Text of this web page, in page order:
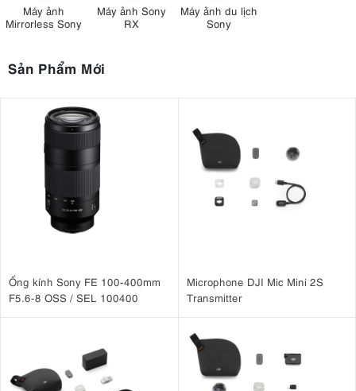
Máy ảnh
Mirrorless Sony
Máy ảnh Sony
RX
Máy ảnh du lịch
Sony
Sản Phẩm Mới
Ống kính Sony FE 100-400mm
F5.6-8 OSS / SEL 100400
Microphone DJI Mic Mini 2S
Transmitter